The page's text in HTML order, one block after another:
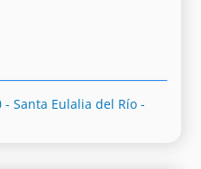
Santa Eulalia del Río -